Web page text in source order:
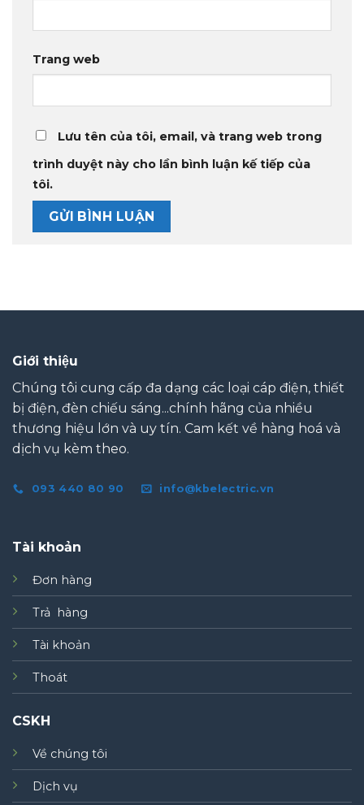
Trang web
Lưu tên của tôi, email, và trang web trong
trình duyệt này cho lần bình luận kế tiếp của
tôi.
Giới thiệu
Chúng tôi cung cấp đa dạng các loại cáp điện, thiết
bị điện, đèn chiếu sáng...chính hãng của nhiều
thương hiệu lớn và uy tín. Cam kết về hàng hoá và
dịch vụ kèm theo.
093 440 80 90 info@kbelectric.vn
Tài khoản
Đơn hàng
Trả hàng
Tài khoản
Thoát
CSKH
Về chúng tôi
Dịch vụ